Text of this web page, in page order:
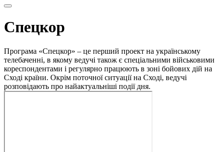
Спецкор
Програма «Спецкор» – це перший проект на українському
телебаченні, в якому ведучі також є спеціальними військовими
кореспондентами і регулярно працюють в зоні бойових дій на
Сході країни. Окрім поточної ситуації на Сході, ведучі
розповідають про найактуальніші події дня.